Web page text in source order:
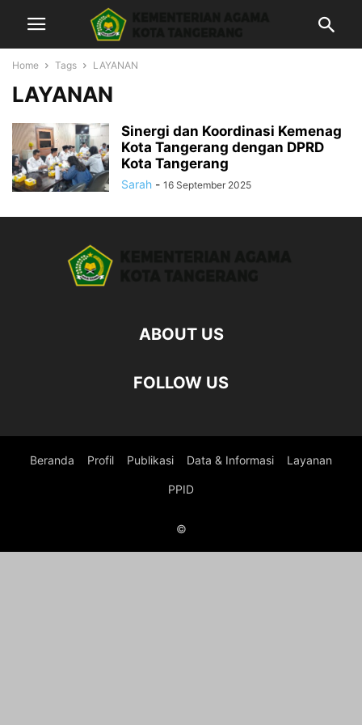
Home Tags LAYANAN
LAYANAN
Sinergi dan Koordinasi Kemenag
Kota Tangerang dengan DPRD
Kota Tangerang
Sarah - 16 September 2025
ABOUT US
FOLLOW US
Beranda Profil Publikasi Data & Informasi Layanan
PPID
©